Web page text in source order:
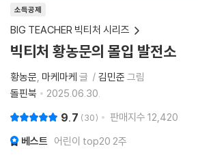
소득공제
BIG TEACHER 빅티처 시리즈
빅티처 황농문의 몰입 발전소
황농문 마케마케 글 김민준 그림
돌핀북
2025.06.30.
9.7 30 판매지수 12,420
베스트 어린이 top20 2주